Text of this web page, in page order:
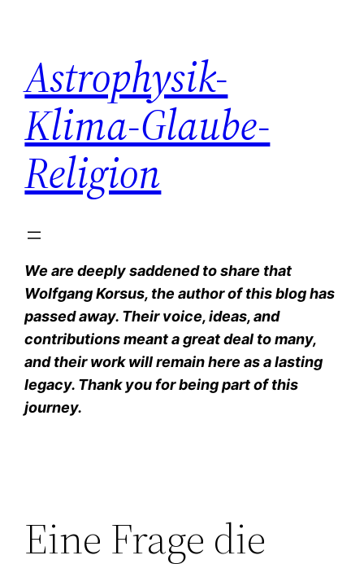
springen
Astrophysik-
Klima-Glaube-
Religion
We are deeply saddened to share that
Wolfgang Korsus, the author of this blog has
passed away. Their voice, ideas, and
contributions meant a great deal to many,
and their work will remain here as a lasting
legacy. Thank you for being part of this
journey.
Eine Frage die